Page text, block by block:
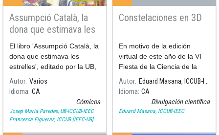
Assumpció Català, la
dona que estimava les
estrelles
El libro 'Assumpció Català, la
dona que estimava les
estrelles', editado por la UB,
escrito por Ramon Dilla (UB)
e ilustrado por Pilarín Bayés,
recoge los momentos más
significativos de la vida y l
Autor Varios
Idioma CA
Cómicos
Josep Maria Paredes, UB-ICCUB-IEEC
Francesca Figueras, ICCUB [IEEC-UB]
Constelaciones en 3D
En motivo de la edición
virtual de este año de la VI
Fiesta de la Ciencia de la
UB, el astrónomo Eduard
Masana nos explica en este
vídeo que es el Taller de
Constelaciones en 3D,
Autor
Eduard Masana, ICCUB-IEEC
Idioma CA
Divulgación científica
Eduard Masana, ICCUB-IEEC